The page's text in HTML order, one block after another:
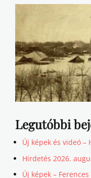
Legutóbbi
Új képek és videó –
Hirdetés 2026.
Új képek –